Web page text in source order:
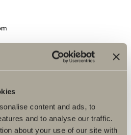
content and ads, to
and to analyse our traffic.
about your use of our site with